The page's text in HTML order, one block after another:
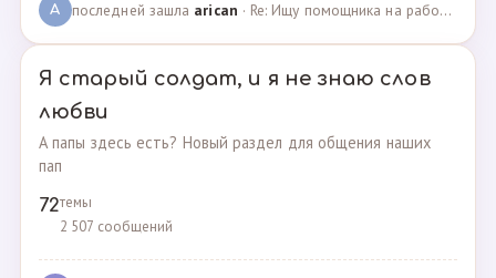
A последней зашла arican · Re: Ищу помощника на работе · 14.01.2025
Я старый солдат, и я не знаю слов
любви
А папы здесь есть? Новый раздел для общения наших
пап
72темы
2 507 сообщений